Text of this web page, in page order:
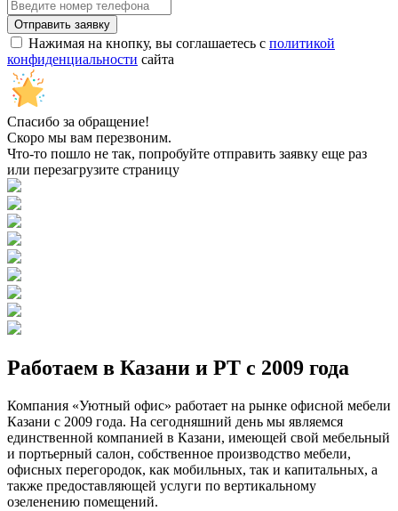
Нажимая на кнопку, вы соглашаетесь с политикой
конфиденциальности сайта
Спасибо за обращение!
Скоро мы вам перезвоним.
Что-то пошло не так, попробуйте отправить заявку еще раз
или перезагрузите страницу
Работаем в Казани и РТ с 2009 года
Компания «Уютный офис» работает на рынке офисной мебели
Казани с 2009 года. На сегодняшний день мы являемся
единственной компанией в Казани, имеющей свой мебельный
и портьерный салон, собственное производство мебели,
офисных перегородок, как мобильных, так и капитальных, а
также предоставляющей услуги по вертикальному
озеленению помещений.